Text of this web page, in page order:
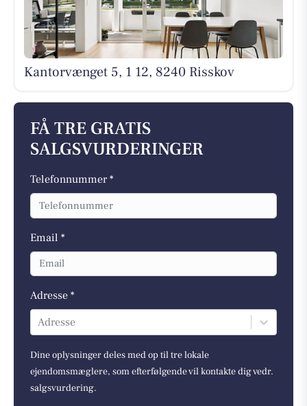
Kantorvænget 5, 1 12, 8240 Risskov
FÅ TRE GRATIS
SALGSVURDERINGER
Telefonnummer *
Email *
Adresse *
Adresse
Dine oplysninger deles med op til tre lokale
ejendomsmæglere, som efterfølgende vil kontakte dig vedr.
salgsvurdering.